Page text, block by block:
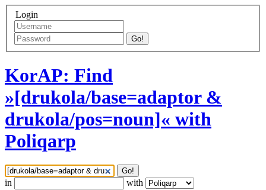
Login
Go!
KorAP: Find
»[drukola/base=adaptor &
drukola/pos=noun]« with
Poliqarp
Go!
in
with